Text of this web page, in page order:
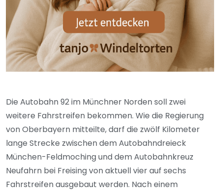
Die Autobahn 92 im Münchner Norden soll zwei
weitere Fahrstreifen bekommen. Wie die Regierung
von Oberbayern mitteilte, darf die zwölf Kilometer
lange Strecke zwischen dem Autobahndreieck
München-Feldmoching und dem Autobahnkreuz
Neufahrn bei Freising von aktuell vier auf sechs
Fahrstreifen ausgebaut werden. Nach einem